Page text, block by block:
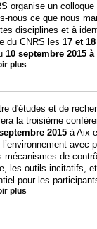
organise un
nous ce que nous
disciplines et à
du CNRS les 17 et
10 septembre 2015 à
plus
d'études et de
la troisième
2015 à Aix-
l’environnement avec
mécanismes de
les outils incitatifs,
pour les
plus